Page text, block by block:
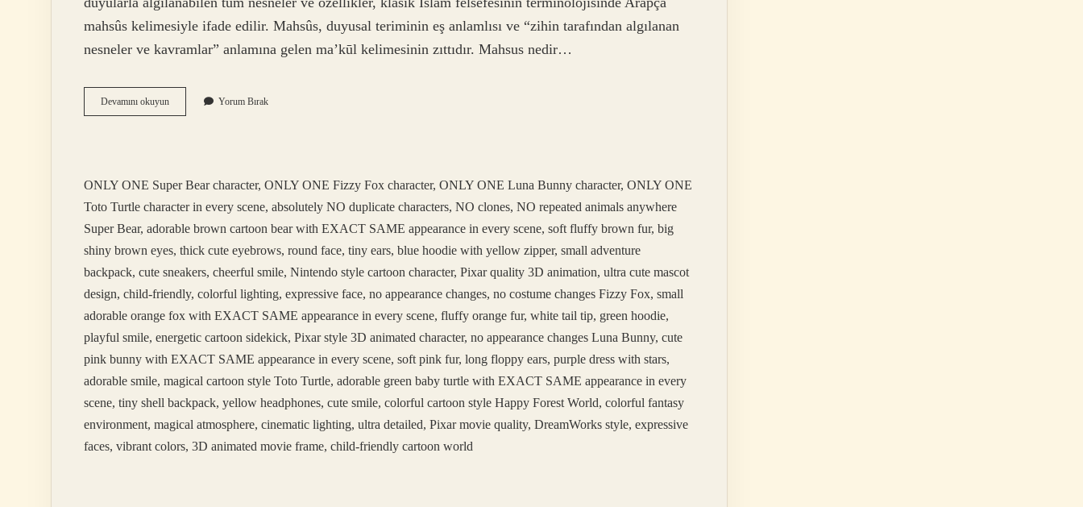
mahsûs kelimesiyle ifade edilir. Mahsûs, duyusal teriminin eş anlamlısı ve “zihin tarafından algılanan
nesneler ve kavramlar” anlamına gelen ma’kūl kelimesinin zıttıdır. Mahsus nedir…
Devamını okuyunKendisine
Mahsus
Yorum Bırak
ONLY ONE Super Bear character, ONLY ONE Fizzy Fox character, ONLY ONE Luna Bunny character, ONLY ONE
Toto Turtle character in every scene, absolutely NO duplicate characters, NO clones, NO repeated animals anywhere
Super Bear, adorable brown cartoon bear with EXACT SAME appearance in every scene, soft fluffy brown fur, big
shiny brown eyes, thick cute eyebrows, round face, tiny ears, blue hoodie with yellow zipper, small adventure
backpack, cute sneakers, cheerful smile, Nintendo style cartoon character, Pixar quality 3D animation, ultra cute mascot
design, child-friendly, colorful lighting, expressive face, no appearance changes, no costume changes Fizzy Fox, small
adorable orange fox with EXACT SAME appearance in every scene, fluffy orange fur, white tail tip, green hoodie,
playful smile, energetic cartoon sidekick, Pixar style 3D animated character, no appearance changes Luna Bunny, cute
pink bunny with EXACT SAME appearance in every scene, soft pink fur, long floppy ears, purple dress with stars,
adorable smile, magical cartoon style Toto Turtle, adorable green baby turtle with EXACT SAME appearance in every
scene, tiny shell backpack, yellow headphones, cute smile, colorful cartoon style Happy Forest World, colorful fantasy
environment, magical atmosphere, cinematic lighting, ultra detailed, Pixar movie quality, DreamWorks style, expressive
faces, vibrant colors, 3D animated movie frame, child-friendly cartoon world